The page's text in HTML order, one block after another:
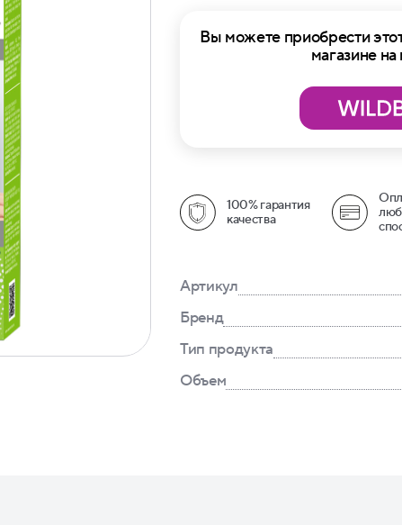
Вы можете приобрести
магазине
100% гарантия
качества
Артикул
Бренд
Тип продукта
Объем